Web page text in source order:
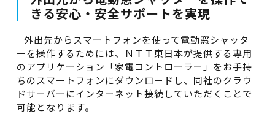
きる安心・安全サポートを実現
外出先からスマートフォンを使って電動窓シャッタ
ーを操作するためには、ＮＴＴ東日本が提供する専用
のアプリケーション「家電コントローラー」をお手持
ちのスマートフォンにダウンロードし、同社のクラウ
ドサーバーにインターネット接続していただくことで
可能となります。